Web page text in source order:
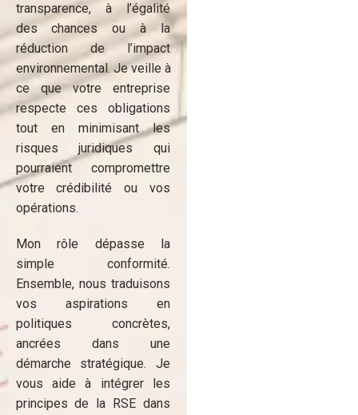
transparence, à l’égalité
des chances ou à la
réduction de l’impact
environnemental. Je veille à
ce que votre entreprise
respecte ces obligations
tout en minimisant les
risques juridiques qui
pourraient compromettre
votre crédibilité ou vos
opérations.
Mon rôle dépasse la
simple conformité.
Ensemble, nous traduisons
vos aspirations en
politiques concrètes,
ancrées dans une
démarche stratégique. Je
vous aide à intégrer les
principes de la RSE dans